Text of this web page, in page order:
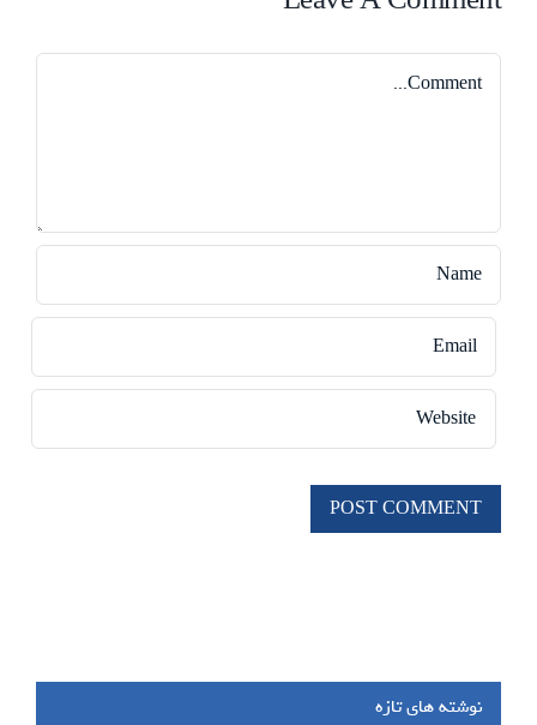
نوشته های تازه